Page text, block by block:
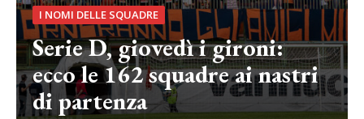
I NOMI DELLE SQUADRE
Serie D, giovedì i gironi:
ecco le 162 squadre ai nastri
di partenza